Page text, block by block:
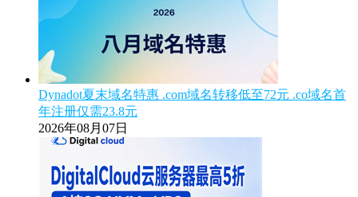
Dynadot夏末域名特惠 .com域名转移低至72元 .co域名首
年注册仅需23.8元
2026年08月07日